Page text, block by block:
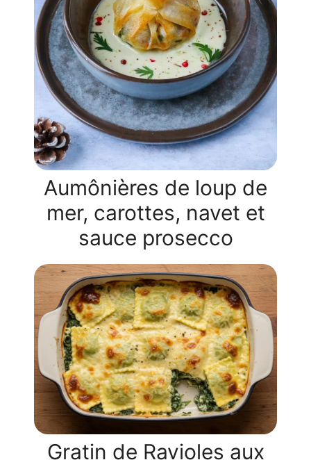
Aumônières de loup de
mer, carottes, navet et
sauce prosecco
Gratin de Ravioles aux